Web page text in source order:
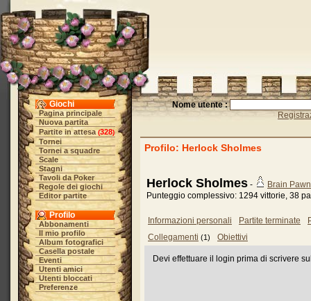
Giochi
Pagina principale
Nuova partita
Partite in attesa (328)
Tornei
Tornei a squadre
Scale
Stagni
Tavoli da Poker
Regole dei giochi
Editor partite
Profilo
Abbonamenti
Il mio profilo
Album fotografici
Casella postale
Eventi
Utenti amici
Utenti bloccati
Preferenze
Nome utente :
Profilo: Herlock Sholmes
Herlock Sholmes -
Brain Pawn
Punteggio complessivo: 1294 vittorie, 38
Informazioni personali Partite terminate
Collegamenti (1) Obiettivi
Devi effettuare il login prima di scrivere